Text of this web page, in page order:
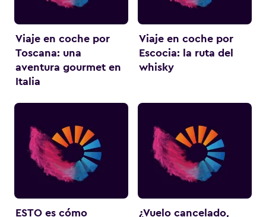
Viaje en coche por
Toscana: una
aventura gourmet en
Italia
Viaje en coche por
Escocia: la ruta del
whisky
ESTO es cómo
¿Vuelo cancelado,